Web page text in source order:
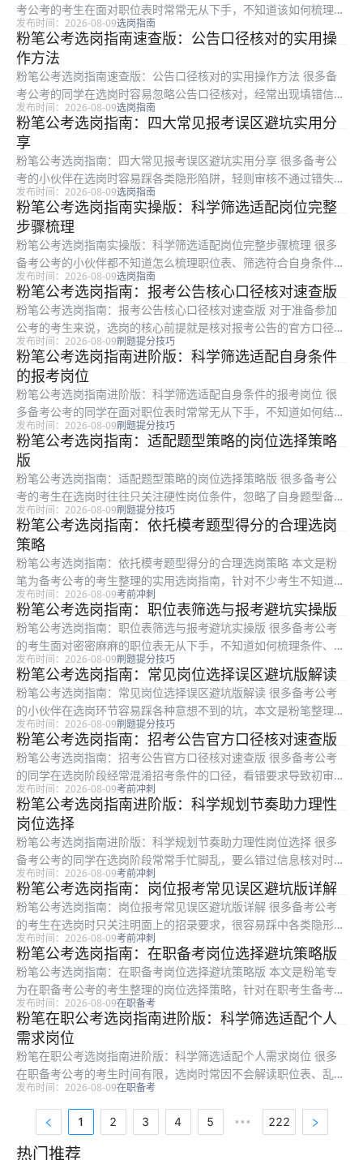
考公考的考生在面对职位表时常常无从下手，不知道该如何梳理自
身条件、筛选合适岗位，容易踩中隐形坑影响后续报考。本文是粉
笔推出的选岗指南进阶内容，适合所有备考公考的考生阅读，从选
岗前置准...
发布时间：2026-08-09选岗指南
粉笔公考选岗指南速查版：公告口径核对的实用操
作方法
粉笔公考选岗指南速查版：公告口径核对的实用操作方法 很多备
考公考的同学在选岗时容易忽略公告口径核对，经常出现填错信
息、资格初审不通过的问题，耽误报考进度。本文是粉笔整理的选
岗公告核对实用指南，适合所有准备报考公考的考生参考，内容从
初始选岗的...
发布时间：2026-08-09选岗指南
粉笔公考选岗指南：四大常见报考误区避坑实用分
享
粉笔公考选岗指南：四大常见报考误区避坑实用分享 很多备考公
考的小伙伴在选岗时容易踩各类隐形陷阱，轻则审核不通过错失本
次报名机会，重则顺利入职后后悔却无法调整，带来不必要的时间
成本与发展损失。本文是粉笔整理的选岗避坑指南，面向所有备考
公考的考...
发布时间：2026-08-09选岗指南
粉笔公考选岗指南实操版：科学筛选适配岗位完整
步骤梳理
粉笔公考选岗指南实操版：科学筛选适配岗位完整步骤梳理 很多
备考公考的小伙伴都不知道怎么梳理职位表、筛选符合自身条件的
岗位，很容易在选岗环节踩坑，浪费原本不错的报考机会。本文是
粉笔推出的实操向选岗指南，面向所有备考公考的考生，从职位表
前期准备...
发布时间：2026-08-09选岗指南
粉笔公考选岗指南：报考公告核心口径核对速查版
粉笔公考选岗指南：报考公告核心口径核对速查版 对于准备参加
公考的考生来说，选岗的核心前提就是核对报考公告的官方口径，
不少考生因为看错规则口径，导致资格初审或复审不通过，白白浪
费了大量备考时间。本文是粉笔推出的公考选岗指南速查版，聚焦
公告口径...
发布时间：2026-08-09刷题提分技巧
粉笔公考选岗指南进阶版：科学筛选适配自身条件
的报考岗位
粉笔公考选岗指南进阶版：科学筛选适配自身条件的报考岗位 很
多备考公考的同学在面对职位表时常常无从下手，不知道如何结合
自身情况筛选合适岗位，还容易踩中选岗陷阱影响后续备考。本文
是粉笔整理的公考选岗指南进阶版，适合所有处于报考阶段的公考
备考考生...
发布时间：2026-08-09刷题提分技巧
粉笔公考选岗指南：适配题型策略的岗位选择策略
版
粉笔公考选岗指南：适配题型策略的岗位选择策略版 很多备考公
考的考生在选岗时往往只关注硬性岗位条件，忽略了自身题型备考
优势与岗位考查倾向的匹配度，导致备考效率大打折扣，甚至白白
浪费考试机会。本文是粉笔结合多年公考选岗指导经验整理的题型
策略版选...
发布时间：2026-08-09刷题提分技巧
粉笔公考选岗指南：依托模考题型得分的合理选岗
策略
粉笔公考选岗指南：依托模考题型得分的合理选岗策略 本文是粉
笔为备考公考的考生整理的实用选岗指南，针对不少考生不知道如
何结合自身备考水平选岗的问题，围绕模考题型得分表现，讲解选
岗的匹配方法、筛选逻辑、常见误区与可落地的执行步骤。适合所
有即将报...
发布时间：2026-08-09考前冲刺
粉笔公考选岗指南：职位表筛选与报考避坑实操版
粉笔公考选岗指南：职位表筛选与报考避坑实操版 很多备考公考
的考生面对密密麻麻的职位表无从下手，不知道如何梳理条件、筛
选岗位，也容易踩各类报考误区。本文是粉笔推出的公考选岗实操
指南，适合所有准备报考公考的考生，围绕职位表梳理、需求排
序、误区避...
发布时间：2026-08-09刷题提分技巧
粉笔公考选岗指南：常见岗位选择误区避坑版解读
粉笔公考选岗指南：常见岗位选择误区避坑版解读 很多备考公考
的小伙伴在选岗环节容易踩各种意想不到的坑，本文是粉笔整理的
选岗避坑指南，适合所有准备报考公考、正在筛选岗位的备考考生
参考。本文围绕选岗过程中四类最典型的常见误区展开梳理，分别
讲解了隐...
发布时间：2026-08-09刷题提分技巧
粉笔公考选岗指南：招考公告官方口径核对速查版
粉笔公考选岗指南：招考公告官方口径核对速查版 很多备考公考
的同学在选岗阶段经常混淆招考条件的口径，看错要求导致初审不
通过，白白浪费报考机会。本文是粉笔整理的公考选岗公告口径核
对速查指南，适合所有正在进行选岗报考的备考考生阅读，全文从
公告口径...
发布时间：2026-08-09考前冲刺
粉笔公考选岗指南进阶版：科学规划节奏助力理性
岗位选择
粉笔公考选岗指南进阶版：科学规划节奏助力理性岗位选择 很多
备考公考的同学在选岗阶段常常手忙脚乱，要么错过信息核对时
间，要么不小心踩中报考误区，最终影响报考结果。本文是粉笔整
理的进阶版选岗指南，针对备考群体梳理了从前期准备到最终确认
全流程的选...
发布时间：2026-08-09考前冲刺
粉笔公考选岗指南：岗位报考常见误区避坑版详解
粉笔公考选岗指南：岗位报考常见误区避坑版详解 很多备考公考
的考生在选岗时只关注明面上的招录要求，很容易踩中各类隐形陷
阱，不仅浪费备考时间，甚至会直接失去后续考试与上岸机会。本
文是粉笔整理的选岗避坑指南，面向所有准备报考公考的考生，围
绕选岗中...
发布时间：2026-08-09考前冲刺
粉笔公考选岗指南：在职备考岗位选择避坑策略版
粉笔公考选岗指南：在职备考岗位选择避坑策略版 本文是粉笔专
为在职备考公考的考生整理的岗位选择策略，针对在职考生备考时
间有限、核心需求清晰的特点，从岗位条件初筛、核心信息核对、
常见误区避坑、三不限岗位适配四个维度展开，提供可直接照做的
选岗步骤...
发布时间：2026-08-09在职备考
粉笔在职公考选岗指南进阶版：科学筛选适配个人
需求岗位
粉笔在职公考选岗指南进阶版：科学筛选适配个人需求岗位 很多
在职备考公考的考生时间有限，选岗时常因不会解读职位表、乱排
序浪费备考精力，甚至选错不符合要求的岗位。本文是粉笔针对在
职考生打造的选岗进阶指导，从职位表核心条件拆解、结合备考节
奏的岗位...
发布时间：2026-08-09在职备考
1 2 3 4 5 ••• 222
热门推荐资料
热门推荐